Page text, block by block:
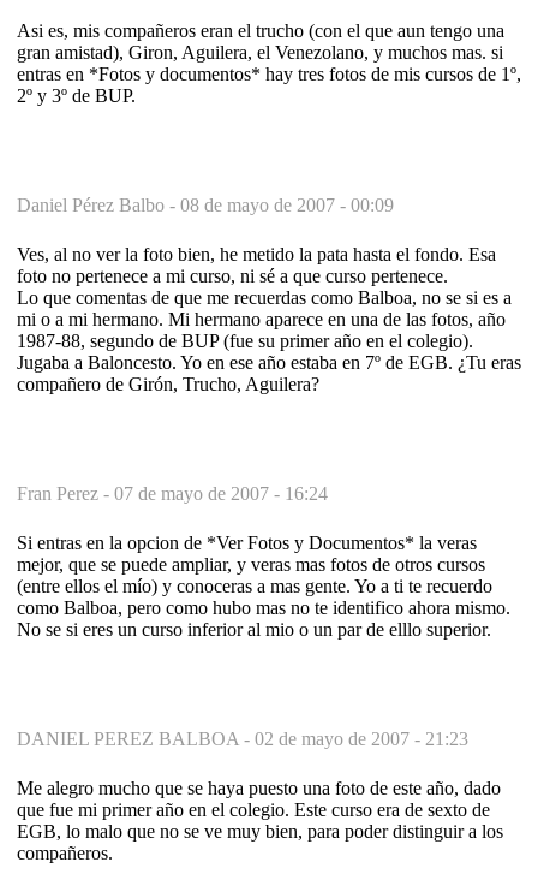
Asi es, mis compañeros eran el trucho (con el que aun tengo una
gran amistad), Giron, Aguilera, el Venezolano, y muchos mas. si
entras en *Fotos y documentos* hay tres fotos de mis cursos de 1º,
2º y 3º de BUP.
Daniel Pérez Balbo - 08 de mayo de 2007 - 00:09
Ves, al no ver la foto bien, he metido la pata hasta el fondo. Esa
foto no pertenece a mi curso, ni sé a que curso pertenece.
Lo que comentas de que me recuerdas como Balboa, no se si es a
mi o a mi hermano. Mi hermano aparece en una de las fotos, año
1987-88, segundo de BUP (fue su primer año en el colegio).
Jugaba a Baloncesto. Yo en ese año estaba en 7º de EGB. ¿Tu eras
compañero de Girón, Trucho, Aguilera?
Fran Perez - 07 de mayo de 2007 - 16:24
Si entras en la opcion de *Ver Fotos y Documentos* la veras
mejor, que se puede ampliar, y veras mas fotos de otros cursos
(entre ellos el mío) y conoceras a mas gente. Yo a ti te recuerdo
como Balboa, pero como hubo mas no te identifico ahora mismo.
No se si eres un curso inferior al mio o un par de elllo superior.
DANIEL PEREZ BALBOA - 02 de mayo de 2007 - 21:23
Me alegro mucho que se haya puesto una foto de este año, dado
que fue mi primer año en el colegio. Este curso era de sexto de
EGB, lo malo que no se ve muy bien, para poder distinguir a los
compañeros.